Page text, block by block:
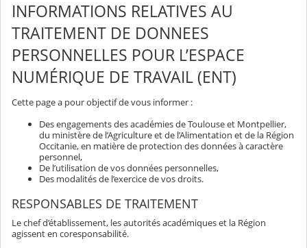
INFORMATIONS RELATIVES AU
TRAITEMENT DE DONNEES
PERSONNELLES POUR L’ESPACE
NUMÉRIQUE DE TRAVAIL (ENT)
Cette page a pour objectif de vous informer :
Des engagements des académies de Toulouse et Montpellier,
du ministère de l’Agriculture et de l’Alimentation et de la Région
Occitanie, en matière de protection des données à caractère
personnel,
De l’utilisation de vos données personnelles,
Des modalités de l’exercice de vos droits.
RESPONSABLES DE TRAITEMENT
Le chef d’établissement, les autorités académiques et la Région
agissent en coresponsabilité.